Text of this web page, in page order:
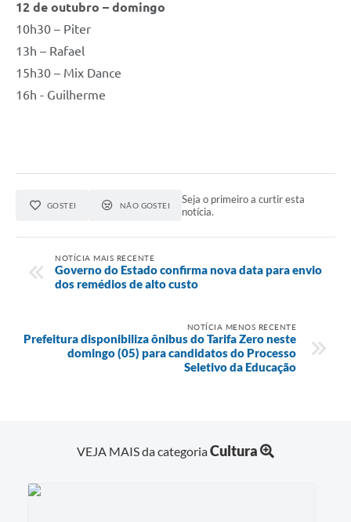
12 de outubro – domingo
10h30 – Piter
13h – Rafael
15h30 – Mix Dance
16h - Guilherme
GOSTEI NÃO GOSTEI
Seja o primeiro a curtir esta
notícia.
NOTÍCIA MAIS RECENTE
Governo do Estado confirma nova data para envio
dos remédios de alto custo
NOTÍCIA MENOS RECENTE
Prefeitura disponibiliza ônibus do Tarifa Zero neste
domingo (05) para candidatos do Processo
Seletivo da Educação
VEJA MAIS da categoriaCultura